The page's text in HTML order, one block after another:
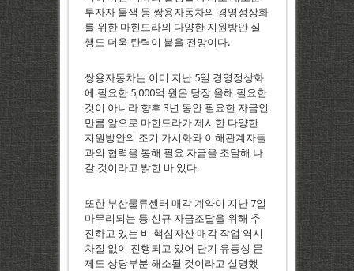
투자자 물색 등 쌍용자동차의 경영정상화
를 위한 마힌드라의 다양한 지원방안 실
행도 더욱 탄력이 붙을 전망이다.
쌍용자동차는 이미 지난 5일 경영정상화
에 필요한 5,000억 원은 당장 올해 필요한
것이 아니라 향후 3년 동안 필요한 자금인
만큼 앞으로 마힌드라가 제시한 다양한
지원방안의 조기 가시화와 이해관계자들
과의 협력을 통해 필요 자금을 조달해 나
갈 것이라고 밝힌 바 있다.
또한 부산물류센터 매각 계약이 지난 7일
마무리되는 등 신규 자금조달을 위해 추
진하고 있는 비 핵심자산 매각 작업 역시
차질 없이 진행되고 있어 단기 유동성 문
제도 상당부분 해소될 것이라고 설명했